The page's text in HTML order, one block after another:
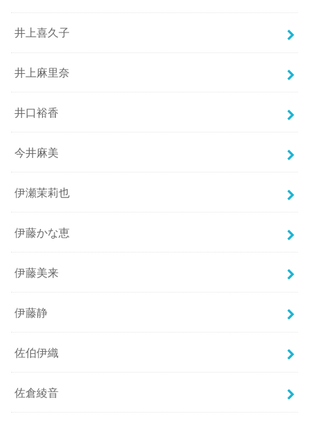
井上喜久子
井上麻里奈
井口裕香
今井麻美
伊瀬茉莉也
伊藤かな恵
伊藤美来
伊藤静
佐伯伊織
佐倉綾音